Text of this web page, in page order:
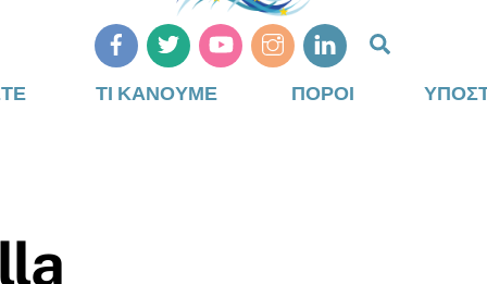
ΤΙ ΚΆΝΟΥΜΕ ΠΌΡΟΙ